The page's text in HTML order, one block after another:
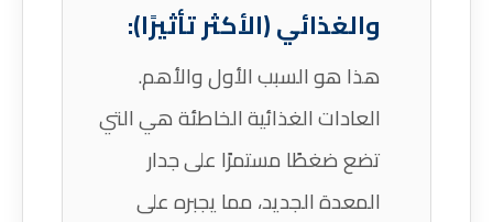
والغذائي (الأكثر تأثيرًا):
هذا هو السبب الأول والأهم.
العادات الغذائية الخاطئة هي التي
تضع ضغطًا مستمرًا على جدار
المعدة الجديد، مما يجبره على